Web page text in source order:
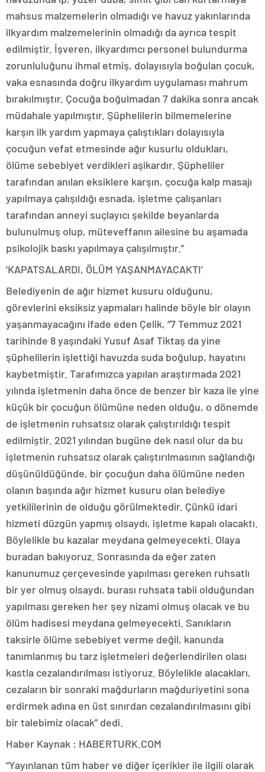
mahsus malzemelerin olmadığı ve havuz yakınlarında
ilkyardım malzemelerinin olmadığı da ayrıca tespit
edilmiştir. İşveren, ilkyardımcı personel bulundurma
zorunluluğunu ihmal etmiş, dolayısıyla boğulan çocuk,
vaka esnasında doğru ilkyardım uygulaması mahrum
bırakılmıştır. Çocuğa boğulmadan 7 dakika sonra ancak
müdahale yapılmıştır. Şüphelilerin bilmemelerine
karşın ilk yardım yapmaya çalıştıkları dolayısıyla
çocuğun vefat etmesinde ağır kusurlu oldukları,
ölüme sebebiyet verdikleri aşikardır. Şüpheliler
tarafından anılan eksiklere karşın, çocuğa kalp masajı
yapılmaya çalışıldığı esnada, işletme çalışanları
tarafından anneyi suçlayıcı şekilde beyanlarda
bulunulmuş olup, müteveffanın ailesine bu aşamada
psikolojik baskı yapılmaya çalışılmıştır.”
‘KAPATSALARDI, ÖLÜM YAŞANMAYACAKTI’
Belediyenin de ağır hizmet kusuru olduğunu,
görevlerini eksiksiz yapmaları halinde böyle bir olayın
yaşanmayacağını ifade eden Çelik, “7 Temmuz 2021
tarihinde 8 yaşındaki Yusuf Asaf Tiktaş da yine
şüphelilerin işlettiği havuzda suda boğulup, hayatını
kaybetmiştir. Tarafımızca yapılan araştırmada 2021
yılında işletmenin daha önce de benzer bir kaza ile yine
küçük bir çocuğun ölümüne neden olduğu, o dönemde
de işletmenin ruhsatsız olarak çalıştırıldığı tespit
edilmiştir. 2021 yılından bugüne dek nasıl olur da bu
işletmenin ruhsatsız olarak çalıştırılmasının sağlandığı
düşünüldüğünde, bir çocuğun daha ölümüne neden
olanın başında ağır hizmet kusuru olan belediye
yetkililerinin de olduğu görülmektedir. Çünkü idari
hizmeti düzgün yapmış olsaydı, işletme kapalı olacaktı.
Böylelikle bu kazalar meydana gelmeyecekti. Olaya
buradan bakıyoruz. Sonrasında da eğer zaten
kanunumuz çerçevesinde yapılması gereken ruhsatlı
bir yer olmuş olsaydı, burası ruhsata tabii olduğundan
yapılması gereken her şey nizami olmuş olacak ve bu
ölüm hadisesi meydana gelmeyecekti. Sanıkların
taksirle ölüme sebebiyet verme değil, kanunda
tanımlanmış bu tarz işletmeleri değerlendirilen olası
kastla cezalandırılması istiyoruz. Böylelikle alacakları,
cezaların bir sonraki mağdurların mağduriyetini sona
erdirmek adına en üst sınırdan cezalandırılmasını gibi
bir talebimiz olacak” dedi.
Haber Kaynak : HABERTURK.COM
“Yayınlanan tüm haber ve diğer içerikler ile ilgili olarak